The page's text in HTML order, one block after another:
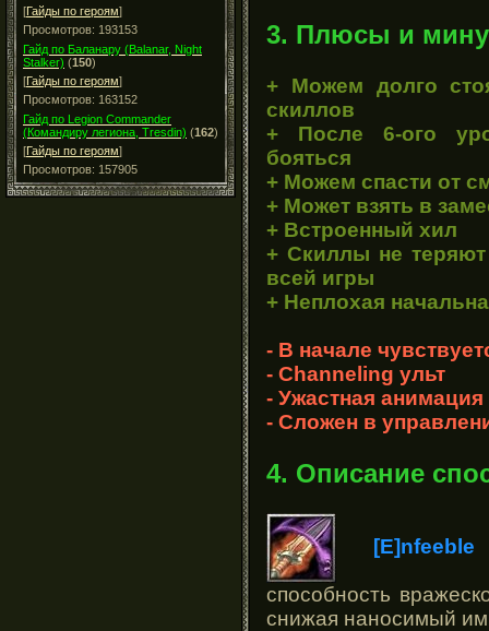
[Гайды по героям]
Просмотров: 193153
Гайд по Баланару (Balanar, Night
Stalker) (150)
[Гайды по героям]
Просмотров: 163152
Гайд по Legion Commander
(Командиру легиона, Tresdin) (162)
[Гайды по героям]
Просмотров: 157905
3. Плюсы и
+ Можем долго
скиллов
+ После 6-ого
бояться
+ Можем спасти от
+ Может взять в
+ Встроенный хил
+ Скиллы не теряют
всей игры
+ Неплохая
- В начале
- Channeling ульт
- Ужастная анимация
- Сложен в
4. Описание
[E]nfeeble
способность
снижая наносимый им